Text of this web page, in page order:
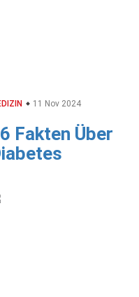
11 Nov 2024
Fakten Über